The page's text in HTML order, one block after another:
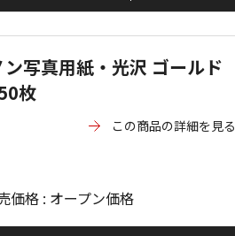
ン写真用紙・光沢 ゴールド
枚
この商品の詳細を見る
価格 : オープン価格